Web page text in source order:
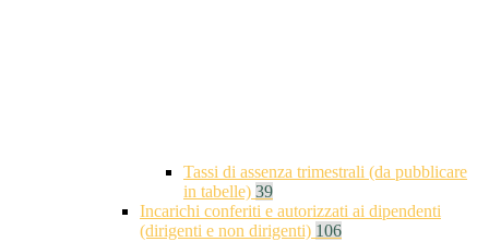
Tassi di assenza trimestrali (da pubblicare
in tabelle) 39
Incarichi conferiti e autorizzati ai dipendenti
(dirigenti e non dirigenti) 106